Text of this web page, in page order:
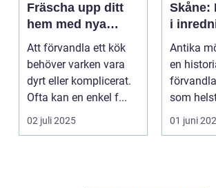
Fräscha upp ditt
hem med nya
köksluckor
Att förvandla ett kök
behöver varken vara
dyrt eller komplicerat.
Ofta kan en enkel f...
02 juli 2025
Skåne:
i
värld
Antika
en
som
01 juni